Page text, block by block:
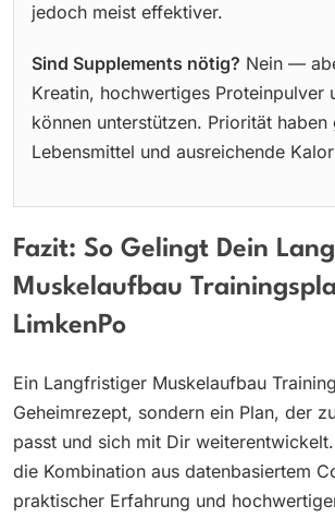
jedoch meist effektiver.
Sind Supplements nötig? Nein —
Kreatin, hochwertiges Proteinpulver
können unterstützen. Priorität haben
Lebensmittel und ausreichende
Fazit: So Gelingt Dein
Muskelaufbau
LimkenPo
Ein Langfristiger Muskelaufbau
Geheimrezept, sondern ein Plan, der
passt und sich mit Dir
die Kombination aus datenbasiertem
praktischer Erfahrung und